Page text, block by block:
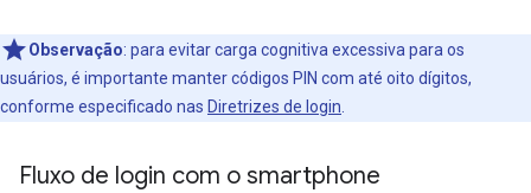
Observação: para evitar carga cognitiva excessiva para os
usuários, é importante manter códigos PIN com até oito dígitos,
conforme especificado nas Diretrizes de login.
Fluxo de login com o smartphone